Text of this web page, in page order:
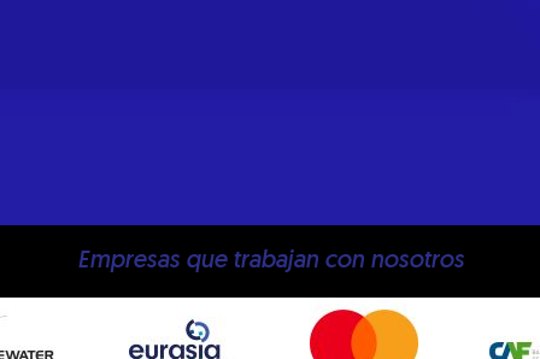
Empresas que trabajan con nosotros